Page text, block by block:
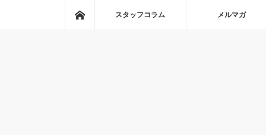
ホームスタッフコラム メルマガ